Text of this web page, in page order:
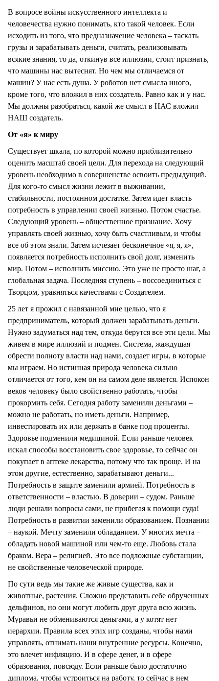
В вопросе войны искусственного интеллекта и
человечества нужно понимать, кто такой человек. Если
исходить из того, что предназначение человека – таскать
грузы и зарабатывать деньги, считать, реализовывать
всякие знания, то да, откинув все иллюзии, стоит признать,
что машины нас вытеснят. Но чем мы отличаемся от
машин? У нас есть душа. У роботов нет смысла иного,
кроме того, что вложил в них создатель. Равно как и у нас.
Мы должны разобраться, какой же смысл в НАС вложил
НАШ создатель.
От «я» к миру
Существует шкала, по которой можно приблизительно
оценить масштаб своей цели. Для перехода на следующий
уровень необходимо в совершенстве освоить предыдущий.
Для кого-то смысл жизни лежит в выживании,
стабильности, постоянном достатке. Затем идет власть –
потребность в управлении своей жизнью. Потом счастье.
Следующий уровень – общественное признание. Хочу
управлять своей жизнью, хочу быть счастливым, и чтобы
все об этом знали. Затем исчезает бесконечное «я, я, я»,
появляется потребность исполнить свой долг, изменить
мир. Потом – исполнить миссию. Это уже не просто шаг, а
глобальная задача. Последняя ступень – воссоединиться с
Творцом, уравняться качествами с Создателем.
25 лет я прожил с навязанной мне целью, что я
предприниматель, который должен зарабатывать деньги.
Нужно задуматься над тем, откуда берутся все эти цели. Мы
живем в мире иллюзий и подмен. Система, жаждущая
обрести полноту власти над нами, создает игры, в которые
мы играем. Но истинная природа человека сильно
отличается от того, кем он на самом деле является. Испокон
веков человеку было свойственно работать, чтобы
прокормить себя. Сегодня работу заменили деньгами –
можно не работать, но иметь деньги. Например,
инвестировать их или держать в банке под проценты.
Здоровье подменили медициной. Если раньше человек
искал способы восстановить свое здоровье, то сейчас он
покупает в аптеке лекарства, потому что так проще. И на
этом другие, естественно, зарабатывают деньги...
Потребность в защите заменили армией. Потребность в
ответственности – властью. В доверии – судом. Раньше
люди решали вопросы сами, не прибегая к помощи суда!
Потребность в развитии заменили образованием. Познании
– наукой. Мечту заменили обладанием. У многих мечта –
обладать новой машиной или чем-то еще. Любовь стала
браком. Вера – религией. Это все подложные субстанции,
не свойственные человеческой природе.
По сути ведь мы такие же живые существа, как и
животные, растения. Сложно представить себе обрученных
дельфинов, но они могут любить друг друга всю жизнь.
Муравьи не обмениваются деньгами, а у котят нет
иерархии. Правила всех этих игр созданы, чтобы нами
управлять, отнимать наши внутренние ресурсы. Конечно,
это влечет инфляцию. И в сфере денег, и в сфере
образования, повсюду. Если раньше было достаточно
диплома, чтобы устроиться на работу, то сейчас в нем